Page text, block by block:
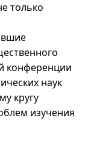
только
конференции
наук
кругу
изучения